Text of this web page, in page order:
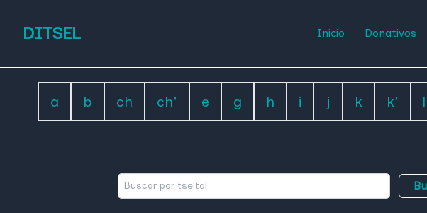
DITSEL Inicio Donativos
a b ch ch' e g h i j k k' l